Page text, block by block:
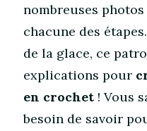
nombreuses
chacune des
de la glace, ce
explications pour
en crochet ! Vous
besoin de savoir